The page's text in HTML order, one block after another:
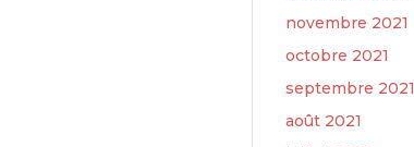
novembre 2021
octobre 2021
septembre 2021
août 2021